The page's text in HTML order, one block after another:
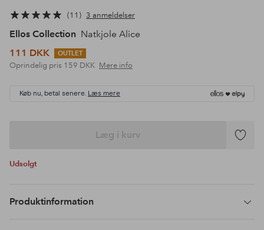
11 3 anmeldelser
Ellos Collection Natkjole Alice
111 DKK
OUTLET
Oprindelig pris 159 DKK Mere info
Køb nu, betal senere. Læs mere
Læg i kurv
Tilføj
Udsolgt
Produktinformation